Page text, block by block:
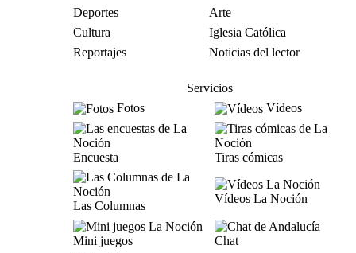
Deportes
Arte
Cultura
Iglesia Católica
Reportajes
Noticias del lector
Servicios
Fotos
Vídeos
Encuesta Tiras cómicas
Las Columnas
Vídeos La Noción
Mini juegos
Chat